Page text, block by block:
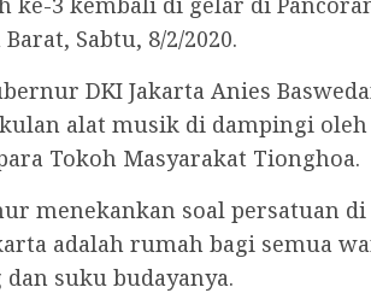
Sabtu, 8/2/2020.
DKI Jakarta Anies
alat musik di dampingi oleh
Tokoh Masyarakat Tionghoa.
menekankan soal persatuan di
adalah rumah bagi semua
suku budayanya.